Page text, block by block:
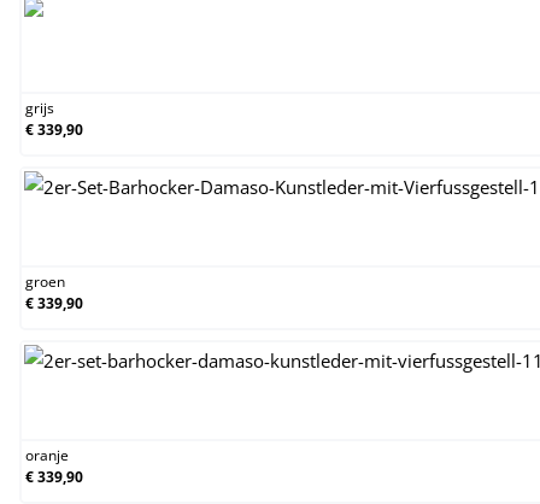
grijs
€ 339,90
groen
€ 339,90
oranje
€ 339,90